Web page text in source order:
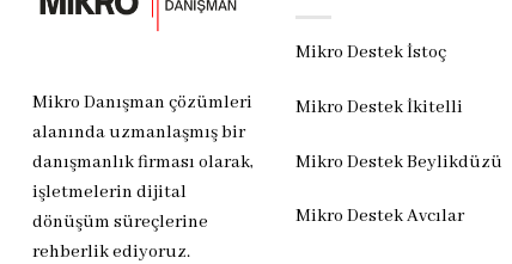
Mikro Danışman çözümleri
alanında uzmanlaşmış bir
danışmanlık firması olarak,
işletmelerin dijital
dönüşüm süreçlerine
rehberlik ediyoruz.
Mikro Destek İstoç
Mikro Destek İkitelli
Mikro Destek Beylikdüzü
Mikro Destek Avcılar